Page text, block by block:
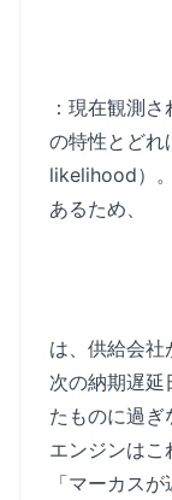
：現在観測
の特性とどれ
likelihood）
あるため、
は、供給会社
次の納期遅延
たものに過ぎ
エンジンはこ
「マーカス